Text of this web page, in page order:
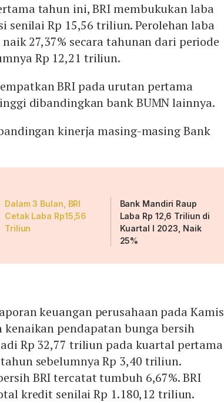
tahun ini, BRI membukukan laba
senilai Rp 15,56 triliun. Perolehan laba
27,37% secara tahunan dari periode
Rp 12,21 triliun.
BRI pada urutan pertama
dibandingkan bank BUMN lainnya.
kinerja masing-masing Bank
Dalam 3 Bulan, BRI
Cetak Laba Rp15,56
Triliun
Bank Mandiri Raup
Laba Rp 12,6 Triliun di
Kuartal I 2023, Naik
25%
keuangan perusahaan pada Kamis
kenaikan pendapatan bunga bersih
Rp 32,77 triliun pada kuartal pertama
sebelumnya Rp 3,40 triliun.
BRI tercatat tumbuh 6,67%. BRI
kredit senilai Rp 1.180,12 triliun.